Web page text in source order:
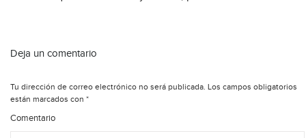
Deja un comentario
Tu dirección de correo electrónico no será publicada. Los campos obligatorios
están marcados con *
Comentario